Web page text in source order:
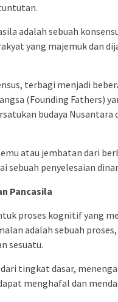
adalah sebuah
yang majemuk dan
terbagi menjadi
(Founding Fathers)
budaya
atau jembatan dari
sebuah penyelesaian
Pancasila
proses kognitif yang
adalah sebuah
sesuatu.
tingkat dasar,
menghafal dan